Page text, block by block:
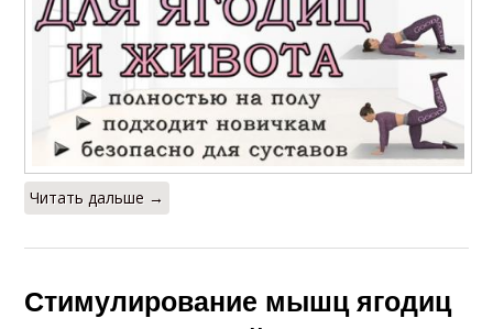
Читать дальше →
Стимулирование мышц ягодиц